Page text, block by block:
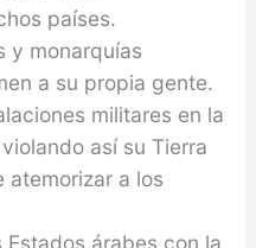
países.
y monarquías
a su propia gente.
militares en la
así su Tierra
atemorizar a los
árabes con la